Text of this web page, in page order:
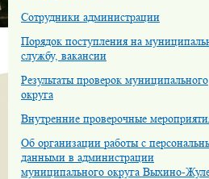
Сотрудники администрации
Порядок поступления на
службу, вакансии
Результаты проверок муниципального
округа
Внутренние проверочные
Об организации работы с
данными в администрации
муниципального округа Выхино-